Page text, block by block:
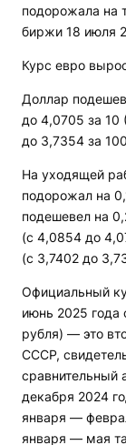
подорожала на
биржи 18 июля
Курс евро
Доллар
до 4,0705 за 10
до 3,7354 за
На уходящей
подорожал на
подешевел на
(с 4,0854 до
(с 3,7402 до
Официальный
июнь 2025 года
рубля) — это
СССР,
сравнительный
декабря 2024
января —
января — мая